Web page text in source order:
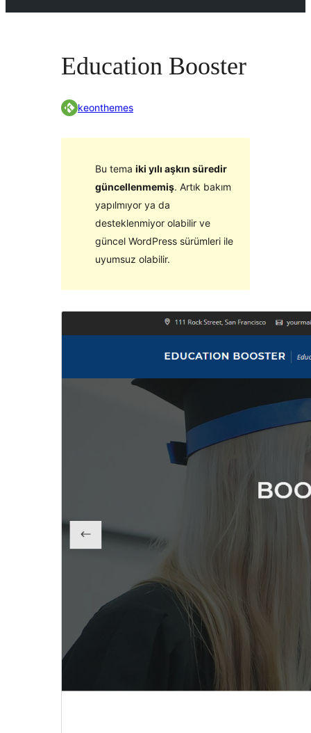
Education Booster
keonthemes
Bu tema iki yılı aşkın süredir
güncellenmemiş. Artık bakım
yapılmıyor ya da
desteklenmiyor olabilir ve
güncel WordPress sürümleri ile
uyumsuz olabilir.